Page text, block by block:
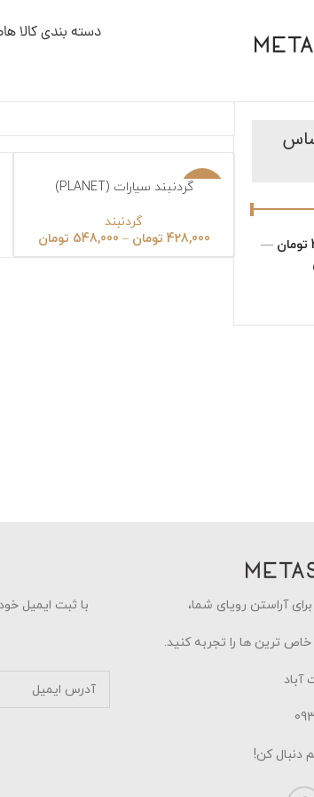
دسته بندی کالا ها
—
ناموجود
انتخاب گزینه‌ها
گردنبند سیارات (PLANET)
گردنبند
428,000 تومان –
548,000 تومان
آراستن رویای شما،
خاص ترین ها را تجربه کنید.
آباد
دنبال کن!
با ثبت ایمیل